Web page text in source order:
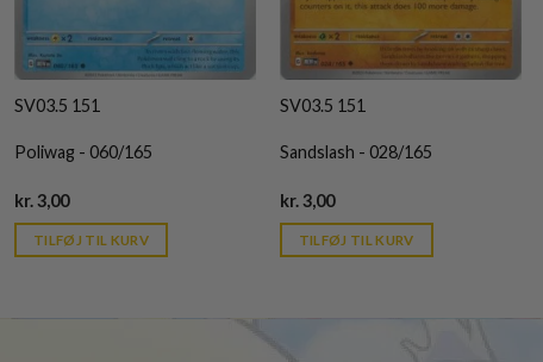
SV03.5 151
Poliwag - 060/165
kr.3,00Current
is:
kr. 39,95.
TILFØJ TIL KURV
SV03.5 151
Sandslash - 028/165
kr.3,00Current
is:
kr. 39,95.
TILFØJ TIL KURV